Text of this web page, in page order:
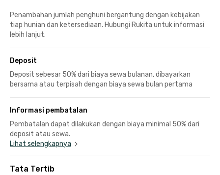
Penambahan jumlah penghuni bergantung dengan kebijakan
tiap hunian dan ketersediaan. Hubungi Rukita untuk informasi
lebih lanjut.
Deposit
Deposit sebesar 50% dari biaya sewa bulanan, dibayarkan
bersama atau terpisah dengan biaya sewa bulan pertama
Informasi pembatalan
Pembatalan dapat dilakukan dengan biaya minimal 50% dari
deposit atau sewa.
Lihat selengkapnya
Tata Tertib